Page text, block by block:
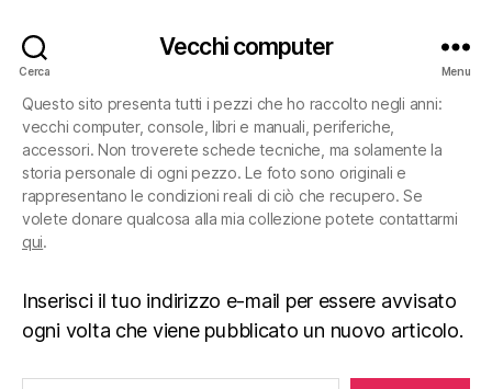
Cerca
Vecchi computer
Menu
Questo sito presenta tutti i pezzi che ho raccolto negli anni:
vecchi computer, console, libri e manuali, periferiche,
accessori. Non troverete schede tecniche, ma solamente la
storia personale di ogni pezzo. Le foto sono originali e
rappresentano le condizioni reali di ciò che recupero. Se
volete donare qualcosa alla mia collezione potete contattarmi
qui.
Inserisci il tuo indirizzo e-mail per essere avvisato
ogni volta che viene pubblicato un nuovo articolo.
Digita la tua e-mail...